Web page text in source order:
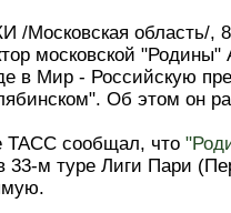
/Московская область/,
московской
в Мир - Российскую
Об этом он
ТАСС сообщал, что
33-м туре Лиги Пари